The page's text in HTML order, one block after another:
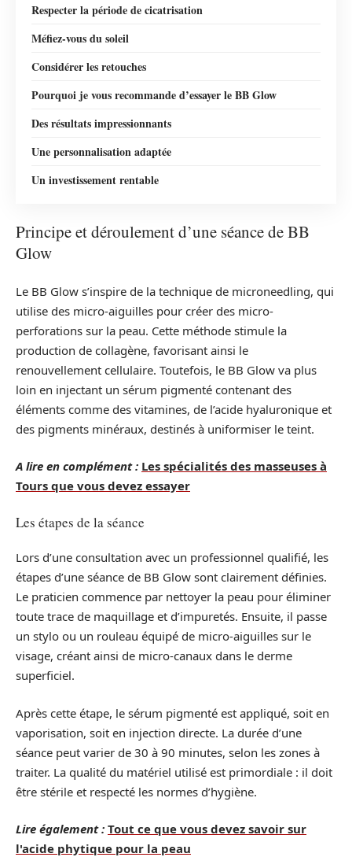
Respecter la période de cicatrisation
Méfiez-vous du soleil
Considérer les retouches
Pourquoi je vous recommande d’essayer le BB Glow
Des résultats impressionnants
Une personnalisation adaptée
Un investissement rentable
Principe et déroulement d’une séance de BB
Glow
Le BB Glow s’inspire de la technique de microneedling, qui
utilise des micro-aiguilles pour créer des micro-
perforations sur la peau. Cette méthode stimule la
production de collagène, favorisant ainsi le
renouvellement cellulaire. Toutefois, le BB Glow va plus
loin en injectant un sérum pigmenté contenant des
éléments comme des vitamines, de l’acide hyaluronique et
des pigments minéraux, destinés à uniformiser le teint.
A lire en complément : Les spécialités des masseuses à
Tours que vous devez essayer
Les étapes de la séance
Lors d’une consultation avec un professionnel qualifié, les
étapes d’une séance de BB Glow sont clairement définies.
Le praticien commence par nettoyer la peau pour éliminer
toute trace de maquillage et d’impuretés. Ensuite, il passe
un stylo ou un rouleau équipé de micro-aiguilles sur le
visage, créant ainsi de micro-canaux dans le derme
superficiel.
Après cette étape, le sérum pigmenté est appliqué, soit en
vaporisation, soit en injection directe. La durée d’une
séance peut varier de 30 à 90 minutes, selon les zones à
traiter. La qualité du matériel utilisé est primordiale : il doit
être stérile et respecté les normes d’hygiène.
Lire également : Tout ce que vous devez savoir sur
l'acide phytique pour la peau